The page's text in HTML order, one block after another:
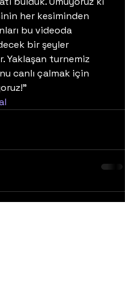
her kesiminden
bu videoda
bir şeyler
Yaklaşan turnemiz
canlı çalmak için